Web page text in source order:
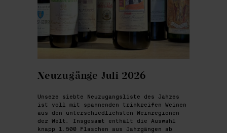
Neuzugänge Juli 2026
Unsere siebte Neuzugangsliste des Jahres
ist voll mit spannenden trinkreifen Weinen
aus den unterschiedlichsten Weinregionen
der Welt. Insgesamt enthält die Auswahl
knapp 1.500 Flaschen aus Jahrgängen ab